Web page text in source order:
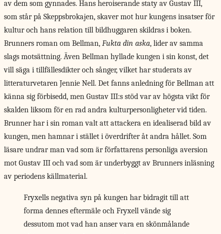
av dem som gynnades. Hans heroiserande staty av Gustav III,
som står på Skeppsbrokajen, skaver mot hur kungens insatser för
kultur och hans relation till bildhuggaren skildras i boken.
Brunners roman om Bellman, Fukta din aska, lider av samma
slags motsättning. Även Bellman hyllade kungen i sin konst, det
vill säga i tillfällesdikter och sånger, vilket har studerats av
litteraturvetaren Jennie Nell. Det fanns anledning för Bellman att
känna sig förbisedd, men Gustav III:s stöd var av högsta vikt för
skalden liksom för en rad andra kulturpersonligheter vid tiden.
Brunner har i sin roman valt att attackera en idealiserad bild av
kungen, men hamnar i stället i överdrifter åt andra hållet. Som
läsare undrar man vad som är författarens personliga aversion
mot Gustav III och vad som är underbyggt av Brunners inläsning
av periodens källmaterial.
Fryxells negativa syn på kungen har bidragit till att
forma dennes eftermäle och Fryxell vände sig
dessutom mot vad han anser vara en skönmålande